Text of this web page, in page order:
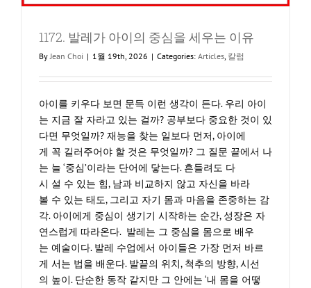
마
1172. 발레가 아이의 중심을 세우는 이유
ByJean Choi | 1월 19th, 2026 | Categories: Articles, 칼럼
아이를 키우다 보면 문득 이런 생각이 든다. 우리 아이
는 지금 잘 자라고 있는 걸까? 공부보다 중요한 것이 있
다면 무엇일까? 재능을 찾는 일보다 먼저, 아이에
게 꼭 길러주어야 할 것은 무엇일까? 그 질문 끝에서 나
는 늘 ‘중심’이라는 단어에 닿는다. 흔들려도 다
시 설 수 있는 힘, 남과 비교하지 않고 자신을 바라
볼 수 있는 태도, 그리고 자기 몸과 마음을 존중하는 감
각. 아이에게 중심이 생기기 시작하는 순간, 성장은 자
연스럽게 따라온다. 발레는 그 중심을 몸으로 배우
는 예술이다. 발레 수업에서 아이들은 가장 먼저 바르
게 서는 법을 배운다. 발끝의 위치, 척추의 방향, 시선
의 높이. 단순한 동작 같지만 그 안에는 ‘내 몸을 어떻